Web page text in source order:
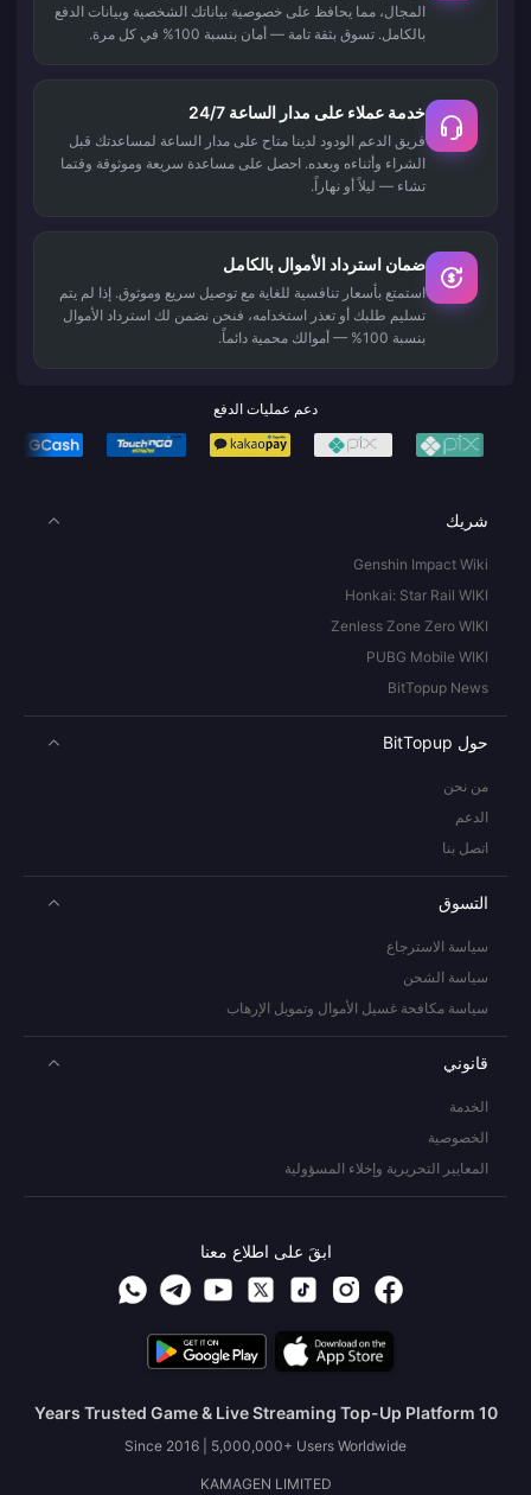
المجال، مما يحافظ على خصوصية بياناتك الشخصية وبيانات الدفع
بالكامل. تسوق بثقة تامة — أمان بنسبة 100% في كل مرة.
خدمة عملاء على مدار الساعة 24/7
فريق الدعم الودود لدينا متاح على مدار الساعة لمساعدتك قبل
الشراء وأثناءه وبعده. احصل على مساعدة سريعة وموثوقة وقتما
تشاء — ليلاً أو نهاراً.
ضمان استرداد الأموال بالكامل
استمتع بأسعار تنافسية للغاية مع توصيل سريع وموثوق. إذا لم يتم
تسليم طلبك أو تعذر استخدامه، فنحن نضمن لك استرداد الأموال
بنسبة 100% — أموالك محمية دائماً.
دعم عمليات الدفع
شريك
Genshin Impact Wiki
Honkai: Star Rail WIKI
Zenless Zone Zero WIKI
PUBG Mobile WIKI
BitTopup News
حول BitTopup
من نحن
الدعم
اتصل بنا
التسوق
سياسة الاسترجاع
سياسة الشحن
سياسة مكافحة غسيل الأموال وتمويل الإرهاب
قانوني
الخدمة
الخصوصية
المعايير التحريرية وإخلاء المسؤولية
ابقَ على اطلاع معنا
10 Years Trusted Game & Live Streaming Top-Up Platform
Since 2016 | 5,000,000+ Users Worldwide
KAMAGEN LIMITED